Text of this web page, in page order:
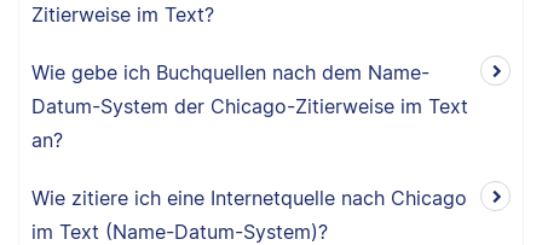
Zitierweise im Text?
Wie gebe ich Buchquellen nach dem Name-
Datum-System der Chicago-Zitierweise im Text
an?
Wie zitiere ich eine Internetquelle nach Chicago
im Text (Name-Datum-System)?